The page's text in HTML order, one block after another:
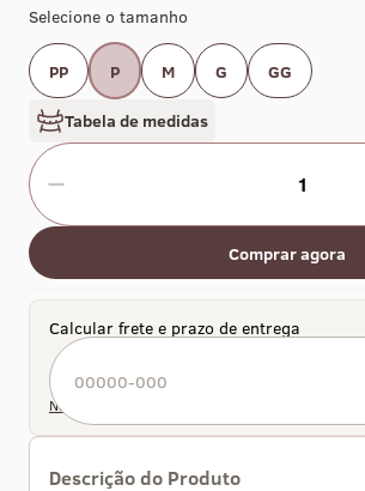
Selecione o tamanho
PP P M G GG
Tabela de medidas
1
Comprar agora
Calcular frete e prazo de entrega
Não sei meu CEP
Descrição do Produto